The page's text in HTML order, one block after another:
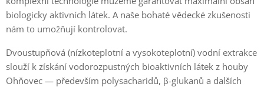
biologicky aktivních látek. A naše bohaté vědecké zkušenosti
nám to umožňují kontrolovat.
Dvoustupňová (nízkoteplotní a vysokoteplotní) vodní extrakce
slouží k získání vodorozpustných bioaktivních látek z houby
Ohňovec — především polysacharidů, β-glukanů a dalších